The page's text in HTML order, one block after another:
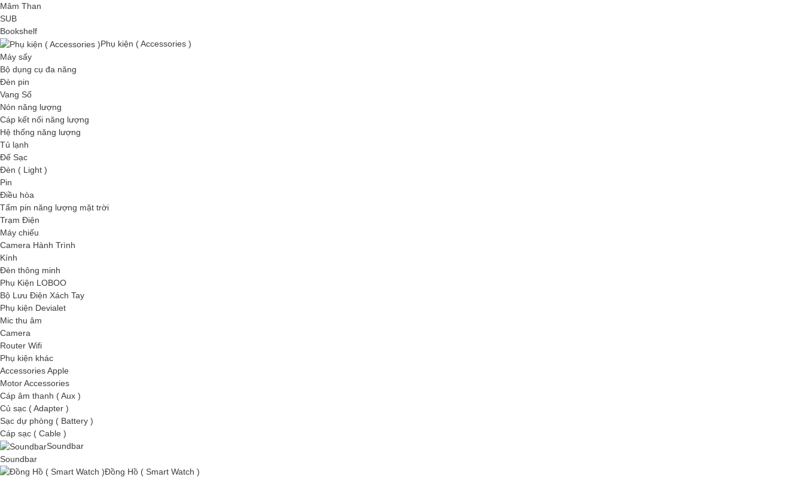
Mâm Than
SUB
Bookshelf
Phụ kiện ( Accessories )
Máy sấy
Bộ dụng cụ đa năng
Đèn pin
Vang Số
Nón năng lượng
Cáp kết nối năng lượng
Hệ thống năng lượng
Tủ lạnh
Đế Sạc
Đèn ( Light )
Pin
Điều hòa
Tấm pin năng lượng mặt trời
Trạm Điện
Máy chiếu
Camera Hành Trình
Kính
Đèn thông minh
Phụ Kiện LOBOO
Bộ Lưu Điện Xách Tay
Phụ kiện Devialet
Mic thu âm
Camera
Router Wifi
Phụ kiện khác
Accessories Apple
Motor Accessories
Cáp âm thanh ( Aux )
Củ sạc ( Adapter )
Sạc dự phòng ( Battery )
Cáp sạc ( Cable )
Soundbar
Soundbar
Đồng Hồ ( Smart Watch )